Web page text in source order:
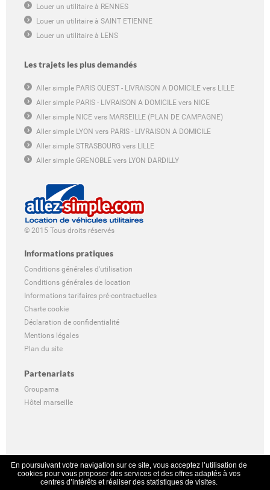
Louer un utilitaire à RENNES
Louer un utilitaire à SAINT ETIENNE
Louer un utilitaire à LENS
Les trajets les plus demandés
Aller simple PARIS OUEST - LIVRAISON A DOMICILE vers LILLE
Aller simple PARIS - LIVRAISON A DOMICILE vers NICE
Aller simple NICE vers MARSEILLE (PLAN DE CAMPAGNE)
Aller simple LYON vers PARIS - LIVRAISON A DOMICILE
Aller simple STRASBOURG vers LILLE
Aller simple GRENOBLE vers LYON DARDILLY
© 2015 Tous droits réservés
Informations pratiques
Conditions générales d'utilisation
Conditions générales de location
Informations tarifaires pré-contractuelles
Charte cookie
Déclaration de confidentialité
Mentions légales
Plan du site
Partenariats
Groupama
Hôtel marseille
En poursuivant votre navigation sur ce site, vous acceptez l’utilisation de
cookies pour vous proposer des services et des offres adaptés à vos
centres d’intérêts et réaliser des statistiques de visites.